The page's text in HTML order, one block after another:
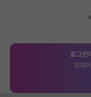
로그인
업데